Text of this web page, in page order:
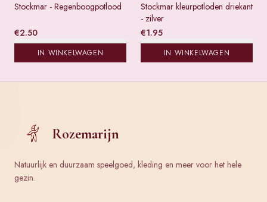
Stockmar - Regenboogpotlood
€2.50
IN WINKELWAGEN
Stockmar kleurpotloden driekant
- zilver
€1.95
IN WINKELWAGEN
Rozemarijn
Natuurlijk en duurzaam speelgoed, kleding en meer voor het hele
gezin.